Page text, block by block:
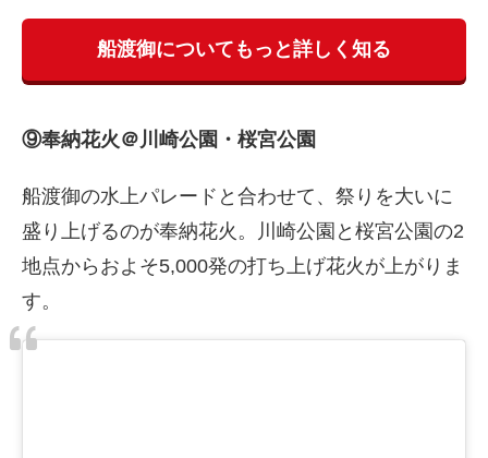
船渡御についてもっと詳しく知る
⑨奉納花火＠川崎公園・桜宮公園
船渡御の水上パレードと合わせて、祭りを大いに
盛り上げるのが奉納花火。川崎公園と桜宮公園の2
地点からおよそ5,000発の打ち上げ花火が上がりま
す。